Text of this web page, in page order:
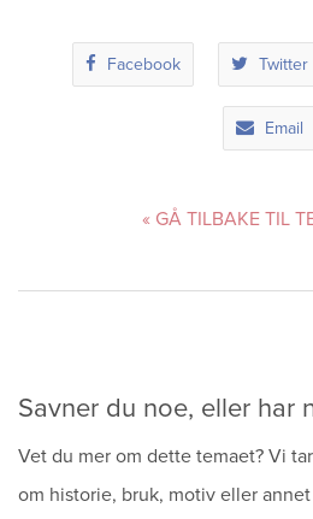
Facebook Twitter
Email
« GÅ TILBAKE TIL
Savner du noe, eller har
Vet du mer om dette temaet? Vi
om historie, bruk, motiv eller